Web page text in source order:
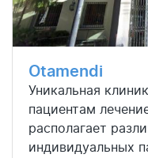
Otamendi
Уникальная
пациентам
располагает
индивидуальных